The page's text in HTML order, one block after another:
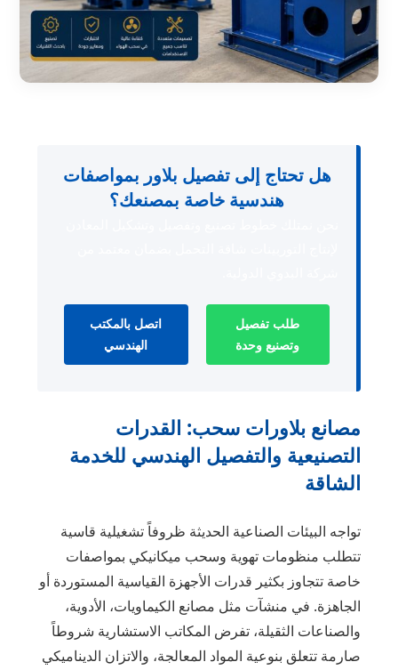
هل تحتاج إلى تفصيل بلاور بمواصفات
هندسية خاصة بمصنعك؟
طلب تفصيل
وتصنيع وحدة
اتصل بالمكتب
الهندسي
مصانع بلاورات سحب: القدرات
التصنيعية والتفصيل الهندسي للخدمة
الشاقة
تواجه البيئات الصناعية الحديثة ظروفاً تشغيلية قاسية
تتطلب منظومات تهوية وسحب ميكانيكي بمواصفات
خاصة تتجاوز بكثير قدرات الأجهزة القياسية المستوردة أو
الجاهزة. في منشآت مثل مصانع الكيماويات، الأدوية،
والصناعات الثقيلة، تفرض المكاتب الاستشارية شروطاً
صارمة تتعلق بنوعية المواد المعالجة، والاتزان الديناميكي